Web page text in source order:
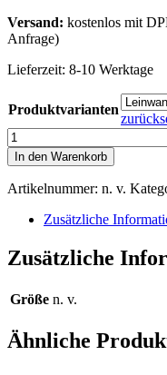
Versand: kostenlos mit
Anfrage)
Lieferzeit: 8-10 Werktage
Produktvarianten
Sonnenuntergang
über
Wieck
Menge
In den Warenkorb
Artikelnummer: n. v.
Zusätzliche
Zusätzliche
Größe n. v.
Ähnliche